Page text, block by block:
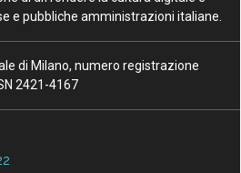
e pubbliche amministrazioni italiane.
di Milano, numero registrazione
2421-4167